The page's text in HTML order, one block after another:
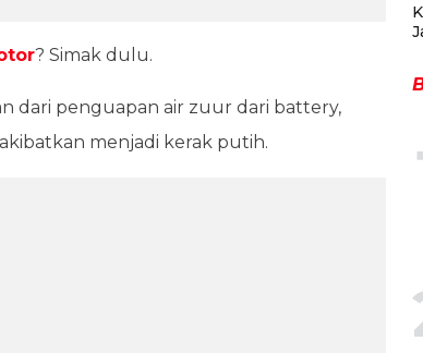
? Simak dulu.
dari penguapan air zuur dari battery,
menjadi kerak putih.